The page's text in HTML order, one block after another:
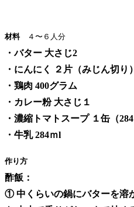
材料４〜６人分
・バター 大さじ2
・にんにく ２片（みじん切り）
・鶏肉 400グラム
・カレー粉 大さじ１
・濃縮トマトスープ １缶（284
・牛乳 284ｍl
作り方
酢飯：
① 中くらいの鍋にバターを溶